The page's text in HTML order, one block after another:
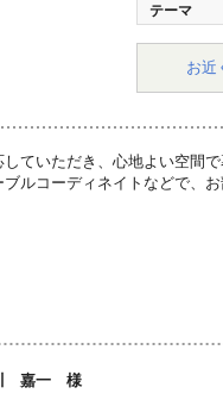
テーマ
お近
ていただき、心地よい空間
ルコーディネイトなどで、
嘉一 様